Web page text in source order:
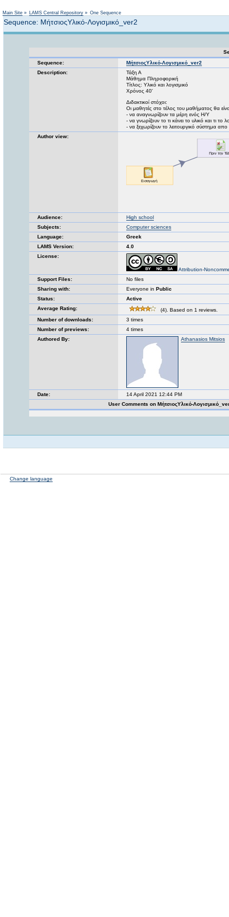
Main Site » LAMS Central Repository » One Sequence
Sequence: ΜήτσιοςΥλικό-Λογισμικό_ver2
Sequence:
ΜήτσιοςΥλικό-Λογισμικό_ver2
Description:
Τάξη Α
Μάθημα Πληροφορική
Τίτλος: Υλικό και λογισμικό
Χρόνος 40'
Διδακτικοί στόχοι:
Οι μαθητές στο τέλος του μαθήματος θα
- να αναγνωρίζουν τα μέρη ενός Η/Υ
- να γνωρίζουν το τι κάνει το υλικό και τι το
- να ξεχωρίζουν το λειτουργικό σύστημα απο
Author view:
Audience:
High school
Subjects:
Computer sciences
Language:
Greek
LAMS Version:
4.0
License:
Attribution-
Support Files:
No files
Sharing with:
Everyone in Public
Status:
Active
Average Rating:
(4). Based on 1 reviews.
Number of downloads:
3 times
Number of previews:
4 times
Authored By:
Athanasios Mitsios
Date:
14 April 2021 12:44 PM
User Comments on ΜήτσιοςΥλικό-
Change language